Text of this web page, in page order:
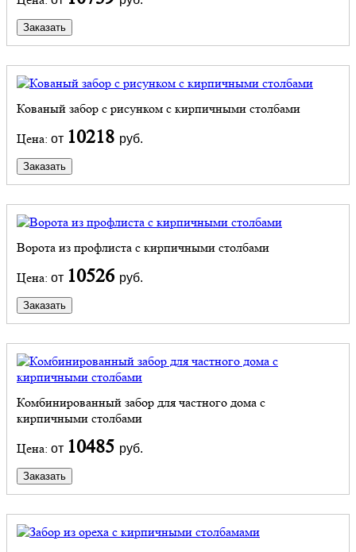
Заказать
Кованый забор с рисунком с кирпичными столбами
Цена: от 10218 руб.
Заказать
Ворота из профлиста с кирпичными столбами
Цена: от 10526 руб.
Заказать
Комбинированный забор для частного дома с
кирпичными столбами
Цена: от 10485 руб.
Заказать